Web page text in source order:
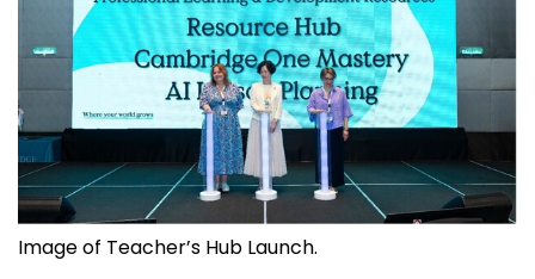
Image of Teacher’s Hub Launch.